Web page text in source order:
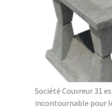
Société Couvreur 31
incontournable pour